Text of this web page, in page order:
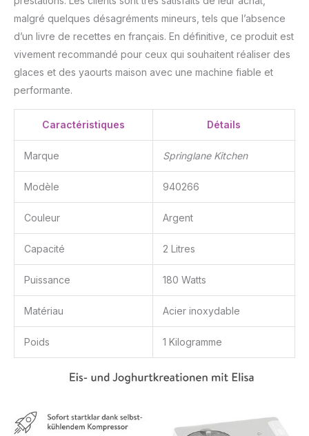
malgré quelques désagréments mineurs, tels que l’absence
d’un livre de recettes en français. En définitive, ce produit est
vivement recommandé pour ceux qui souhaitent réaliser des
glaces et des yaourts maison avec une machine fiable et
performante.
Caractéristiques Détails
Marque Springlane Kitchen
Modèle 940266
Couleur Argent
Capacité 2 Litres
Puissance 180 Watts
Matériau Acier inoxydable
Poids 1 Kilogramme